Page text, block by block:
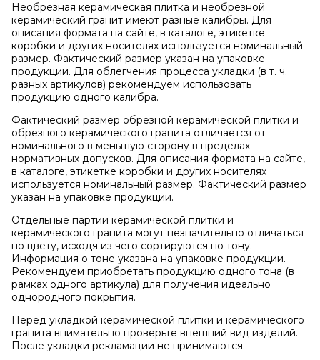
Необрезная керамическая плитка и необрезной
керамический гранит имеют разные калибры. Для
описания формата на сайте, в каталоге, этикетке
коробки и других носителях используется номинальный
размер. Фактический размер указан на упаковке
продукции. Для облегчения процесса укладки (в т. ч.
разных артикулов) рекомендуем использовать
продукцию одного калибра.
Фактический размер обрезной керамической плитки и
обрезного керамического гранита отличается от
номинального в меньшую сторону в пределах
нормативных допусков. Для описания формата на сайте,
в каталоге, этикетке коробки и других носителях
используется номинальный размер. Фактический размер
указан на упаковке продукции.
Отдельные партии керамической плитки и
керамического гранита могут незначительно отличаться
по цвету, исходя из чего сортируются по тону.
Информация о тоне указана на упаковке продукции.
Рекомендуем приобретать продукцию одного тона (в
рамках одного артикула) для получения идеально
однородного покрытия.
Перед укладкой керамической плитки и керамического
гранита внимательно проверьте внешний вид изделий.
После укладки рекламации не принимаются.